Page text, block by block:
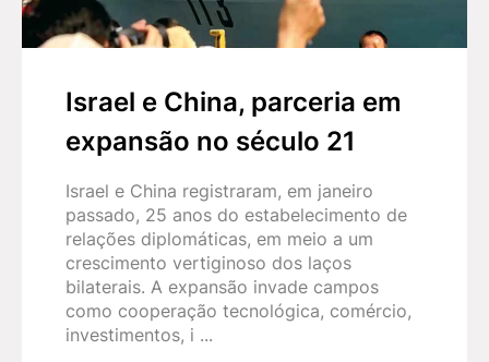
Os temas doSeder de Pessach , que estamos às
vésperas de celebrar, continuam a reverberar
escuridão, continua até os dias de hoje.
festa judaica, mas é fonte de inspiração para
milhões de pessoas ao redor do mundo. Que
D’us nos abençoe, assim como a toda a
humanidade, para que possamos viver em um
mundo onde não mais se conheça nenhum tipo
de ódio e preconceito.
Israel e China, parceria em
expansão no século 21
Israel e China registraram, em janeiro
passado, 25 anos do estabelecimento de
relações diplomáticas, em meio a um
crescimento vertiginoso dos laços
bilaterais. A expansão invade campos
como cooperação tecnológica, comércio,
investimentos, i ...